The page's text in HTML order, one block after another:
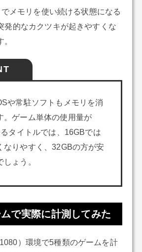
メモリを使い続ける状態になる
発的なカクツキが起きやすくな
や常駐ソフトもメモリを消
。ゲーム単体の使用量が
タイトルでは、16GBでは
なりやすく、32GBの方が安
ょう。
で実際に計測してみた
）環境で5種類のゲームを計